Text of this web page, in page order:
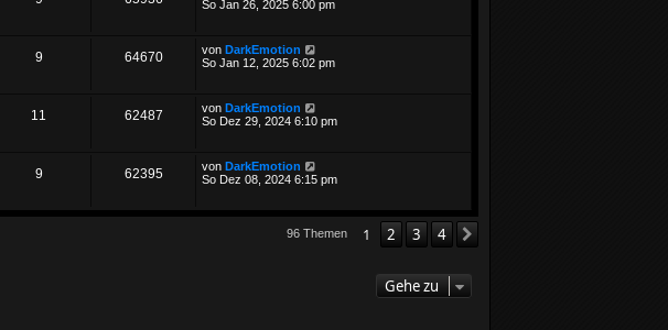
So Jan 26, 2025 6:00 pm
9 64670 von DarkEmotion
So Jan 12, 2025 6:02 pm
11 62487 von DarkEmotion
So Dez 29, 2024 6:10 pm
9 62395 von DarkEmotion
So Dez 08, 2024 6:15 pm
96 Themen 1 2 3 4
Gehe zu